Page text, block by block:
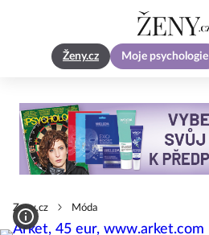
Ženy.cz Moje psychologie
Zeny.cz Móda